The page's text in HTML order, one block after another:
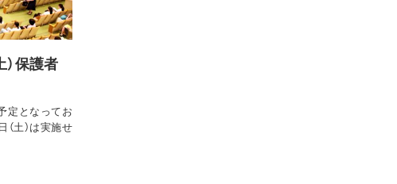
保護者
定となってお
土）は実施せ